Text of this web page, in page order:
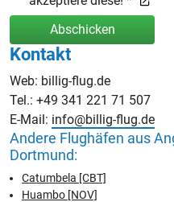
Abschicken
Kontakt
Web: billig-flug.de
Tel.: +49 341 221 71 507
E-Mail: info@billig-flug.de
Andere Flughäfen aus
Dortmund:
Catumbela [CBT]
Huambo [NOV]